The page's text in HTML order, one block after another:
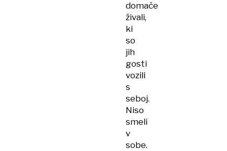
domače
živali,
ki
so
jih
gosti
vozili
s
seboj.
Niso
smeli
v
sobe.